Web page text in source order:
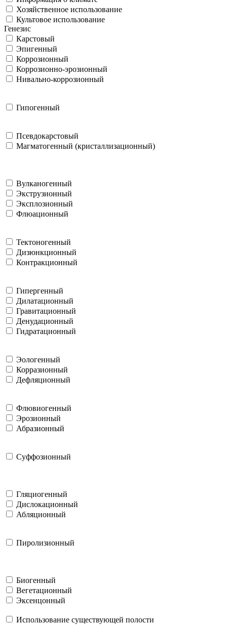
Хозяйственное использование
Культовое использование
Генезис
Карстовый
Эпигенный
Коррозионный
Коррозионно-эрозионный
Нивально-коррозионный
Гипогенный
Псевдокарстовый
Магматогенный (кристаллизационный)
Вулканогенный
Экструзионный
Эксплозионный
Флюационный
Тектоногенный
Дизюнкционный
Контракционный
Гипергенный
Дилатационный
Гравитационный
Денудационный
Гидратационный
Эологенный
Корразионный
Дефляционный
Флювиогенный
Эрозионный
Абразионный
Суффозионный
Гляциогенный
Дислокационный
Абляционный
Пиролизионный
Биогенный
Вегетационный
Эксенцонный
Использование существующей полости